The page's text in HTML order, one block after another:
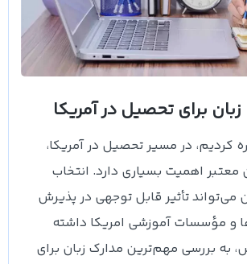
برای تحصیل در آمریکا
کردیم، در مسیر تحصیل در آمریکا،
اهمیت بسیاری دارد. انتخاب
می‌تواند تأثیر قابل توجهی در پذیرش
و مؤسسات آموزشی امریکا داشته
به بررسی مهم‌ترین مدارک زبان برای